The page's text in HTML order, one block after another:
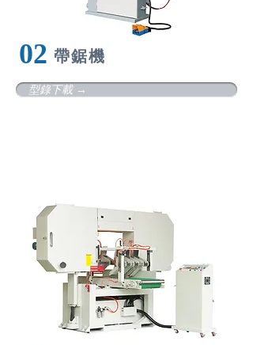
​02 帶鋸機
型錄下載 →